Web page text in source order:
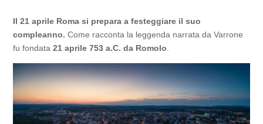
Il 21 aprile Roma si prepara a festeggiare il suo
compleanno.Come racconta la leggenda narrata da Varrone
fu fondata21 aprile 753 a.C. da Romolo